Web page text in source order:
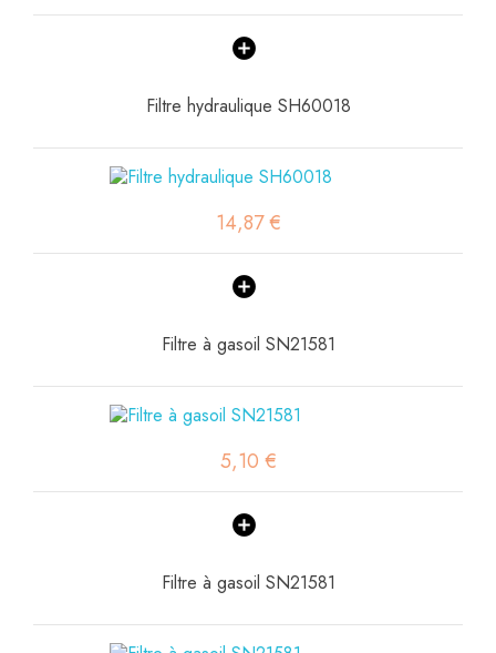
Filtre hydraulique SH60018
14,87 €
Filtre à gasoil SN21581
5,10 €
Filtre à gasoil SN21581